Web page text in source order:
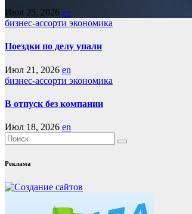
Июл 25, 2026 en
бизнес-ассорти экономика
Поездки по делу упали
Июл 21, 2026 en
бизнес-ассорти экономика
В отпуск без компании
Июл 18, 2026 en
Реклама